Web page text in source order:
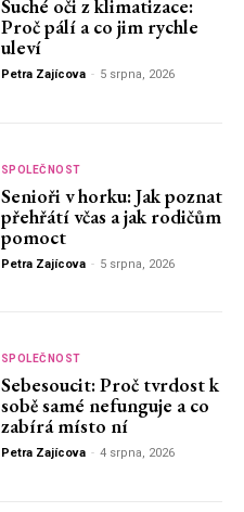
Suché oči z klimatizace:
Proč pálí a co jim rychle
uleví
Petra Zajícova - 5 srpna, 2026
SPOLEČNOST
Senioři v horku: Jak poznat
přehřátí včas a jak rodičům
pomoct
Petra Zajícova - 5 srpna, 2026
SPOLEČNOST
Sebesoucit: Proč tvrdost k
sobě samé nefunguje a co
zabírá místo ní
Petra Zajícova - 4 srpna, 2026